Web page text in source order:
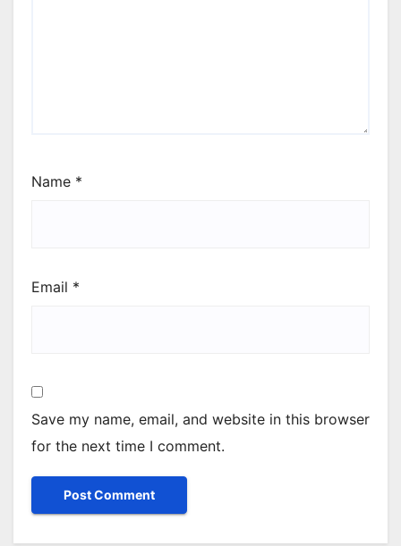
Name *
Email *
Save my name, email, and website in this browser
for the next time I comment.